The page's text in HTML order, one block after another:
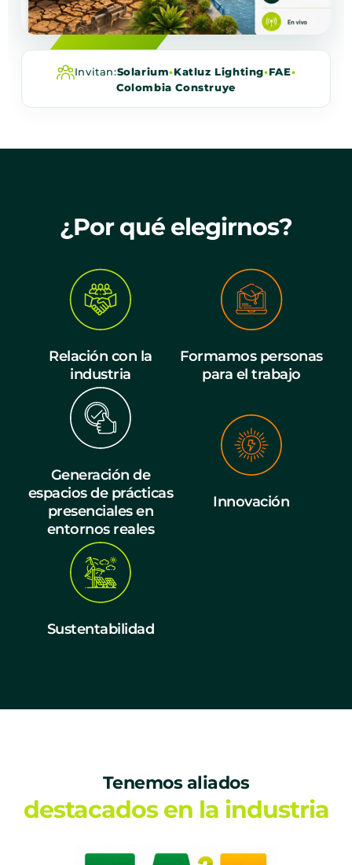
Invitan:Solarium•Katluz Lighting•FAE•
Colombia Construye
¿Por qué elegirnos?
Relación con la
industria
Formamos personas
para el trabajo
Generación de
espacios de prácticas
presenciales en
entornos reales
Innovación
Sustentabilidad
Tenemos aliados
destacados en la industria